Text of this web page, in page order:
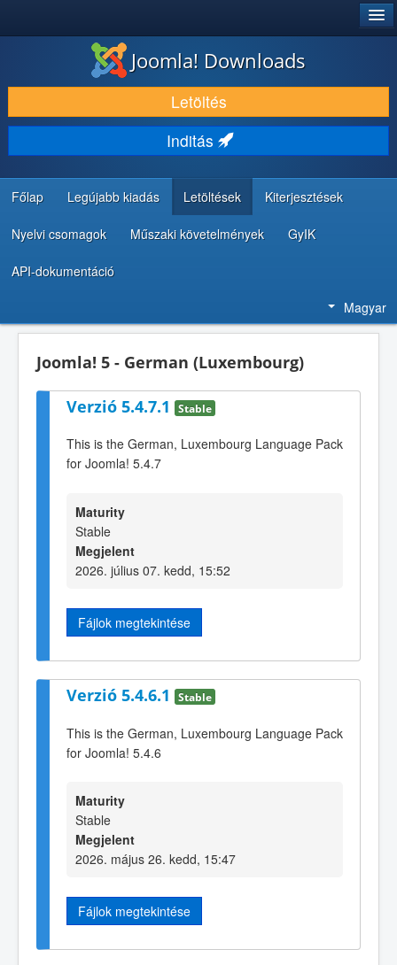
LETÖLTÉS ÉS KITERJESZTÉS
FEDEZZE FEL ÉS TANULJA MEG
KÖZÖSSÉG ÉS TÁMOGATÁS
FEJLESZTŐI ERŐFORRÁSOK
Joomla! Downloads
Letöltés
Inditás
Főlap Legújabb kiadás Letöltések Kiterjesztések
Nyelvi csomagok Műszaki követelmények GyIK
API-dokumentáció
Magyar
Joomla! 5 - German (Luxembourg)
Verzió 5.4.7.1 Stable
This is the German, Luxembourg Language Pack
for Joomla! 5.4.7
Maturity
Stable
Megjelent
2026. július 07. kedd, 15:52
Fájlok megtekintése
Verzió 5.4.6.1 Stable
This is the German, Luxembourg Language Pack
for Joomla! 5.4.6
Maturity
Stable
Megjelent
2026. május 26. kedd, 15:47
Fájlok megtekintése